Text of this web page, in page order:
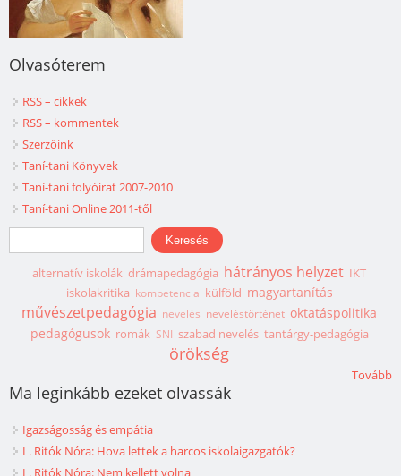
Olvasóterem
RSS – cikkek
RSS – kommentek
Szerzőink
Taní-tani Könyvek
Taní-tani folyóirat 2007-2010
Taní-tani Online 2011-től
Keresés űrlap
Keresés
alternatív iskolák drámapedagógia hátrányos helyzet IKT
iskolakritika kompetencia külföld magyartanítás
művészetpedagógia nevelés neveléstörténet oktatáspolitika
pedagógusok romák SNI szabad nevelés tantárgy-pedagógia
örökség
Tovább
Ma leginkább ezeket olvassák
Igazságosság és empátia
L. Ritók Nóra: Hova lettek a harcos iskolaigazgatók?
L. Ritók Nóra: Nem kellett volna